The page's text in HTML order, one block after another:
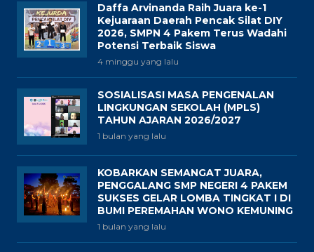
Daffa Arvinanda Raih Juara ke-1
Kejuaraan Daerah Pencak Silat DIY
2026, SMPN 4 Pakem Terus Wadahi
Potensi Terbaik Siswa
4 minggu yang lalu
SOSIALISASI MASA PENGENALAN
LINGKUNGAN SEKOLAH (MPLS)
TAHUN AJARAN 2026/2027
1 bulan yang lalu
KOBARKAN SEMANGAT JUARA,
PENGGALANG SMP NEGERI 4 PAKEM
SUKSES GELAR LOMBA TINGKAT I DI
BUMI PEREMAHAN WONO KEMUNING
1 bulan yang lalu